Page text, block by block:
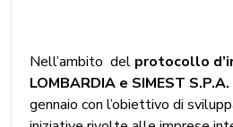
Nell’ambito del protocollo
LOMBARDIA e SIMEST S.P.A.
gennaio con l’obiettivo di